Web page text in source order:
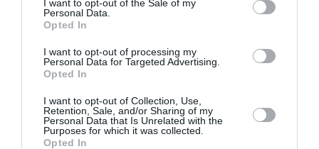
I want to opt-out of the Sale of my
Personal Data.
Opted In
I want to opt-out of processing my
Personal Data for Targeted Advertising.
Opted In
I want to opt-out of Collection, Use,
Retention, Sale, and/or Sharing of my
Personal Data that Is Unrelated with the
Purposes for which it was collected.
Opted In